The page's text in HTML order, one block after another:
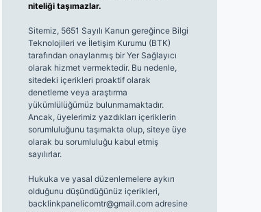
niteliği taşımazlar.
Sitemiz, 5651 Sayılı Kanun gereğince Bilgi
Teknolojileri ve İletişim Kurumu (BTK)
tarafından onaylanmış bir Yer Sağlayıcı
olarak hizmet vermektedir. Bu nedenle,
sitedeki içerikleri proaktif olarak
denetleme veya araştırma
yükümlülüğümüz bulunmamaktadır.
Ancak, üyelerimiz yazdıkları içeriklerin
sorumluluğunu taşımakta olup, siteye üye
olarak bu sorumluluğu kabul etmiş
sayılırlar.
Hukuka ve yasal düzenlemelere aykırı
olduğunu düşündüğünüz içerikleri,
backlinkpanelicomtr@gmail.comadresine